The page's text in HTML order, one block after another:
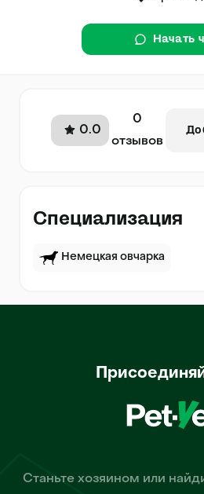
Начать
0.0
0
отзывов
Специализация
Немецкая овчарка
Станьте хозяином или